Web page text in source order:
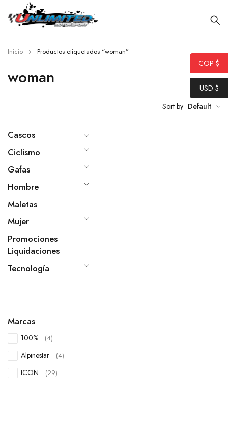
woman
Inicio Productos etiquetados “woman”
Cascos
Ciclismo
Gafas
Hombre
Maletas
Mujer
Promociones
Liquidaciones
Tecnología
Marcas
100% (4)
Alpinestar (4)
ICON (29)
Sort by Default
COP $
USD $